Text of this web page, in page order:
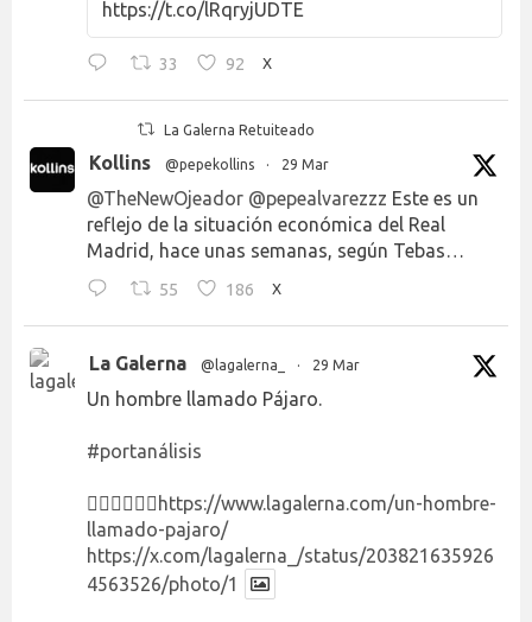
https://t.co/lRqryjUDTE
33 92 X
La Galerna Retuiteado
Kollins @pepekollins · 29 Mar
@TheNewOjeador @pepealvarezzz Este es un
reflejo de la situación económica del Real
Madrid, hace unas semanas, según Tebas…
55 186 X
La Galerna @lagalerna_ · 29 Mar
Un hombre llamado Pájaro.
#portanálisis
👉🏻👉🏻👉🏻 https://www.lagalerna.com/un-hombre-
llamado-pajaro/
https://x.com/lagalerna_/status/203821635926
4563526/photo/1